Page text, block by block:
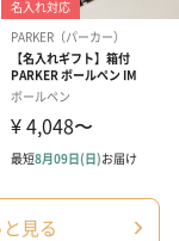
見る